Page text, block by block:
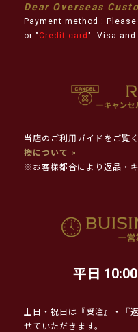
Dear Overseas
Payment method :
or " Credit card ". Visa and
当店のご利用ガイドをご覧
換について >
※お客様都合により返品・
平日
土日・祝日は『受注』・『
せていただきます。